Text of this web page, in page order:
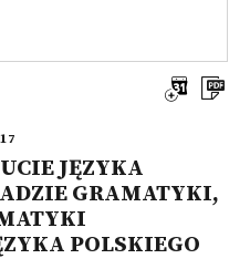
JĘZYKA
GRAMATYKI,
POLSKIEGO